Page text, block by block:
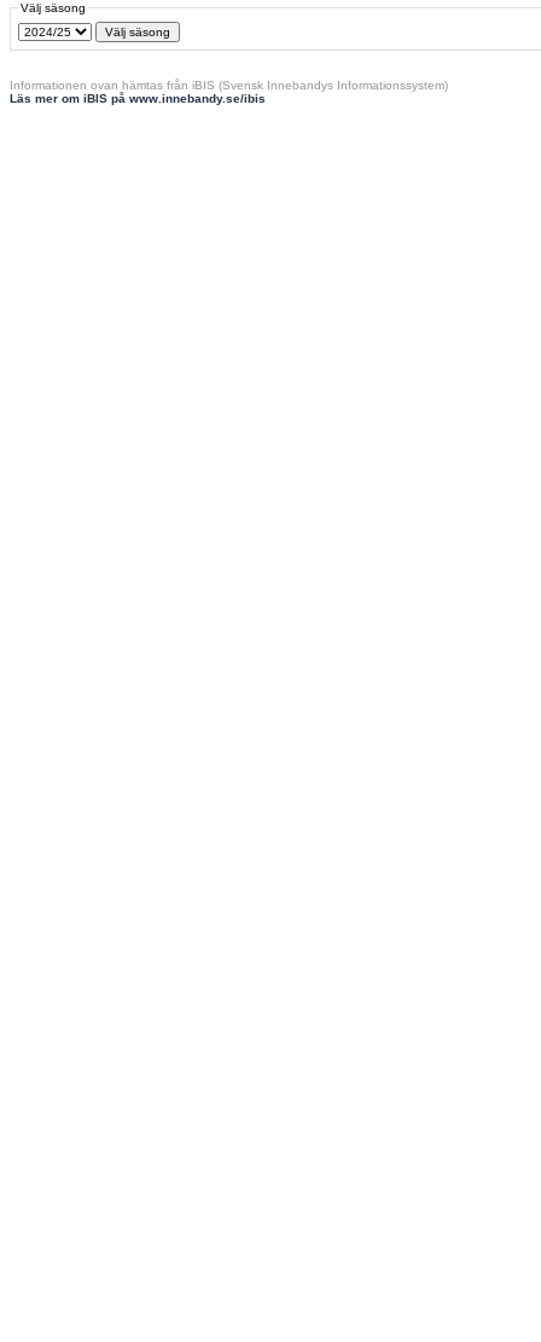
Välj säsong
Informationen ovan hämtas från iBIS (Svensk Innebandys Informationssystem)
Läs mer om iBIS på www.innebandy.se/ibis